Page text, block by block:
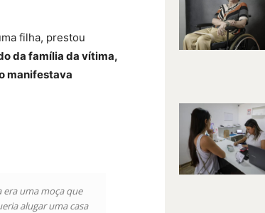
filha, prestou
da família da vítima,
manifestava
era uma moça que
alugar uma casa